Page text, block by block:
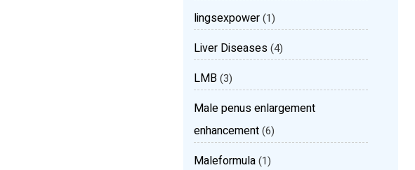
lingsexpower(1)
Liver Diseases(4)
LMB(3)
Male penus enlargement
enhancement(6)
Maleformula(1)